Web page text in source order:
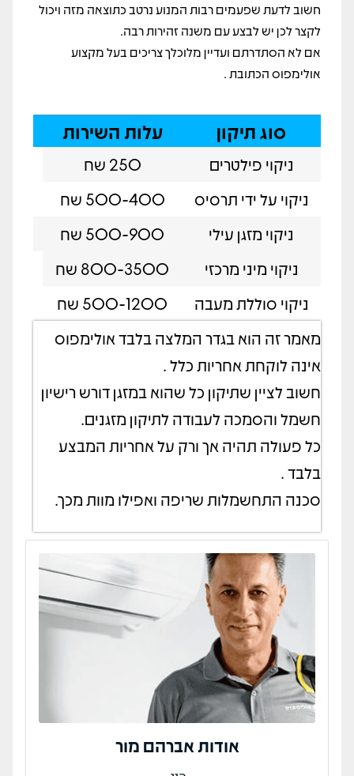
חשוב לדעת שפעמים רבות המנוע נרטב כתוצאה מזה ויכול
לקצר לכן יש לבצע עם משנה זהירות רבה.
אם לא הסתדרתם ועדיין מלוכלך צריכים בעל מקצוע
אולימפוס הכתובת .
סוג תיקון עלות השירות
ניקוי פילטרים
250 שח
ניקוי על ידי תרסיס
500-400 שח
ניקוי מזגן עילי
500-900 שח
ניקוי מיני מרכזי
800-3500 שח
ניקוי סוללת מעבה
500-1200 שח
מאמר זה הוא בגדר המלצה בלבד אולימפוס
אינה לוקחת אחריות כלל .
חשוב לציין שתיקון כל שהוא במזגן דורש רישיון
חשמל והסמכה לעבודה לתיקון מזגנים.
כל פעולה תהיה אך ורק על אחריות המבצע
בלבד .
סכנה התחשמלות שריפה ואפילו מוות מכך.
אודות אברהם מור